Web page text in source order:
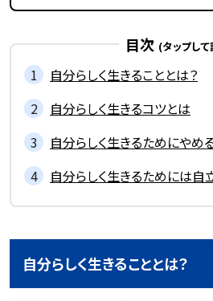
目次
自分らしく生きることとは？
自分らしく生きるコツとは
自分らしく生きるためにやめ
自分らしく生きるためには自
自分らしく生きることとは？